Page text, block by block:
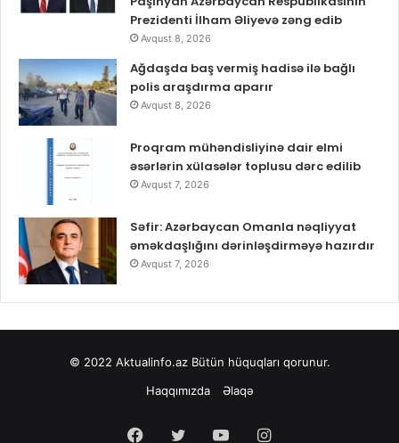
Prezidenti İlham Əliyevə zəng edib
Avqust 8, 2026
Ağdaşda baş vermiş hadisə ilə bağlı
polis araşdırma aparır
Avqust 8, 2026
Proqram mühəndisliyinə dair elmi
əsərlərin xülasələr toplusu dərc edilib
Avqust 7, 2026
Səfir: Azərbaycan Omanla nəqliyyat
əməkdaşlığını dərinləşdirməyə hazırdır
Avqust 7, 2026
© 2022 Aktualinfo.azBütün hüquqları qorunur.
Haqqımızda
Əlaqə
Facebook
Twitter YouTubeInstagram